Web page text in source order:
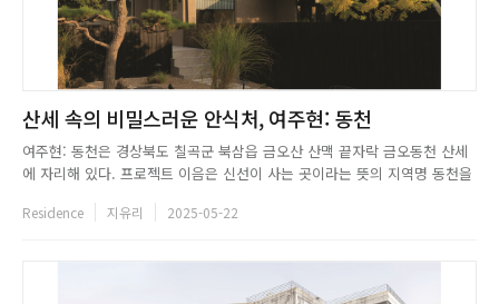
산세 속의 비밀스러운 안식처, 여주현: 동천
여주현: 동천은 경상북도 칠곡군 북삼읍 금오산 산맥 끝자락 금오동천 산세
에 자리해 있다. 프로젝트 이음은 신선이 사는 곳이라는 뜻의 지역명 동천을
이에 프로젝트 이음은 산세 속의 비밀스러운 안식처라는 의미를 담아 이곳을
Residence 지유리 2025-05-22